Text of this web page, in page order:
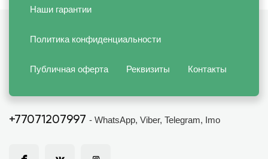
Наши гарантии
Политика конфиденциальности
Публичная оферта Реквизиты Контакты
+77071207997 - WhatsApp, Viber, Telegram, Imo